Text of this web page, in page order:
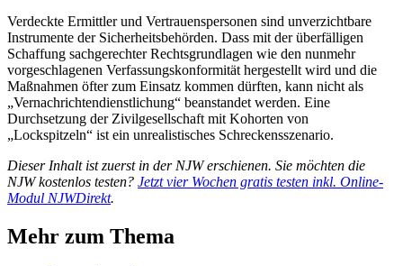
Verdeckte Ermittler und Vertrauenspersonen sind unverzichtbare
Instrumente der Sicherheitsbehörden. Dass mit der überfälligen
Schaffung sachgerechter Rechtsgrundlagen wie den nunmehr
vorgeschlagenen Verfassungskonformität hergestellt wird und die
Maßnahmen öfter zum Einsatz kommen dürften, kann nicht als
„Vernachrichtendienstlichung“ beanstandet werden. Eine
Durchsetzung der Zivilgesellschaft mit Kohorten von
„Lockspitzeln“ ist ein unrealistisches Schreckensszenario.
Dieser Inhalt ist zuerst in der NJW erschienen. Sie möchten die
NJW kostenlos testen? Jetzt vier Wochen gratis testen inkl. Online-
Modul NJWDirekt.
Mehr zum Thema